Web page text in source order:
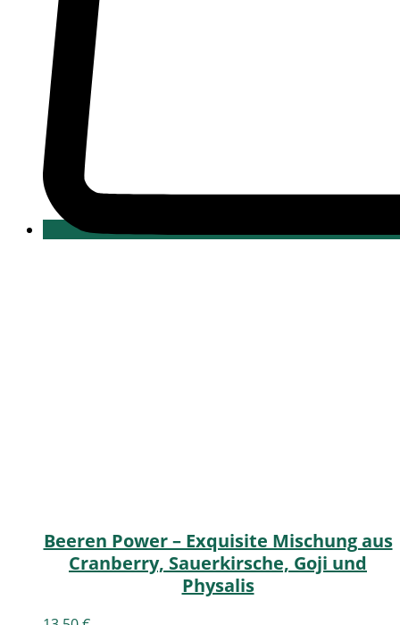
Beeren Power – Exquisite Mischung aus
Cranberry, Sauerkirsche, Goji und
Physalis